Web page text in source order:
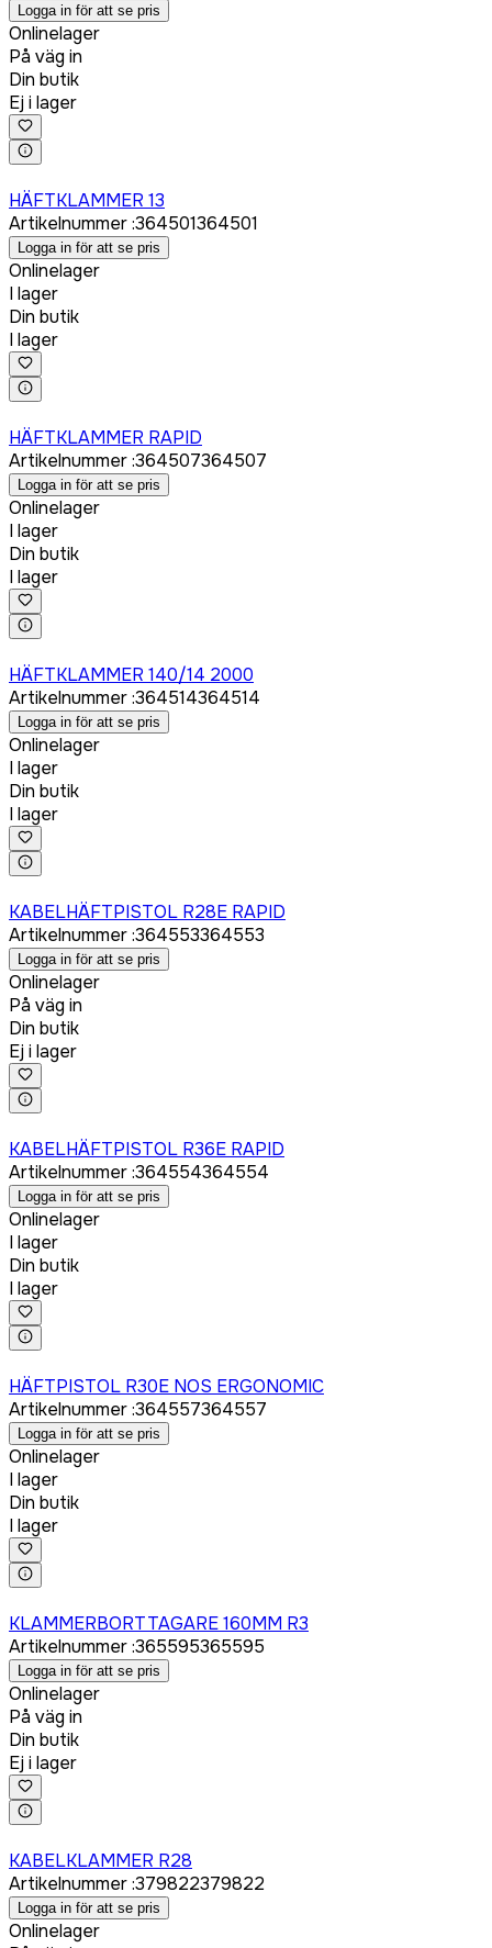
Logga in för att se pris
Onlinelager
På väg in
Din butik
Ej i lager
HÄFTKLAMMER 13
Artikelnummer:364501364501
Logga in för att se pris
Onlinelager
I lager
Din butik
I lager
HÄFTKLAMMER RAPID
Artikelnummer:364507364507
Logga in för att se pris
Onlinelager
I lager
Din butik
I lager
HÄFTKLAMMER 140/14 2000
Artikelnummer:364514364514
Logga in för att se pris
Onlinelager
I lager
Din butik
I lager
KABELHÄFTPISTOL R28E RAPID
Artikelnummer:364553364553
Logga in för att se pris
Onlinelager
På väg in
Din butik
Ej i lager
KABELHÄFTPISTOL R36E RAPID
Artikelnummer:364554364554
Logga in för att se pris
Onlinelager
I lager
Din butik
I lager
HÄFTPISTOL R30E NOS ERGONOMIC
Artikelnummer:364557364557
Logga in för att se pris
Onlinelager
I lager
Din butik
I lager
KLAMMERBORTTAGARE 160MM R3
Artikelnummer:365595365595
Logga in för att se pris
Onlinelager
På väg in
Din butik
Ej i lager
KABELKLAMMER R28
Artikelnummer:379822379822
Logga in för att se pris
Onlinelager